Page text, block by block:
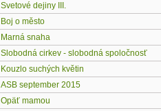
Svetové dejiny III.
Boj o město
Marná snaha
Slobodná cirkev - slobodná spoločnosť
Kouzlo suchých květin
ASB september 2015
Opäť mamou